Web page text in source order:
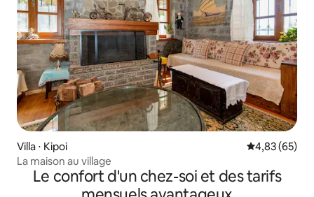
Villa ⋅ Kipoi Évaluation
4,83 (65)
La maison au village
Le confort d'un chez-soi et des tarifs